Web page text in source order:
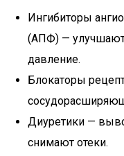
Ингибиторы
(АПФ) —
давление.
Блокаторы
Диуретики —
снимают отеки.